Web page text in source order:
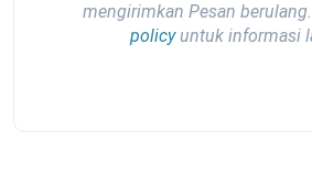
mengirimkan Pesan
policyuntuk informasi